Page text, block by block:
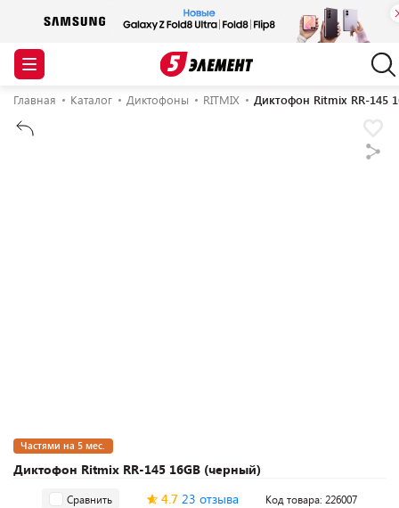
Главная Каталог Диктофоны RITMIX Диктофон Ritmix RR-145
Диктофон Ritmix RR-145 16GB (черный)
Частями на 5 мес.
Сравнить 4.7 23 отзыва Код товара: 226007